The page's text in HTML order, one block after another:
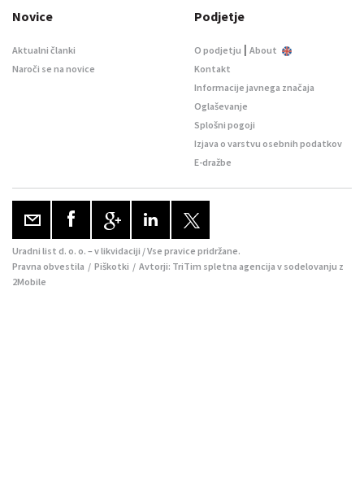
Novice
Aktualni članki
Naroči se na novice
Podjetje
O podjetju | About
Kontakt
Informacije javnega značaja
Oglaševanje
Splošni pogoji
Izjava o varstvu osebnih podatkov
E-dražbe
Uradni list d. o. o. – v likvidaciji / Vse pravice pridržane.
Pravna obvestila / Piškotki / Avtorji: TriTim spletna agencija v sodelovanju z
2Mobile